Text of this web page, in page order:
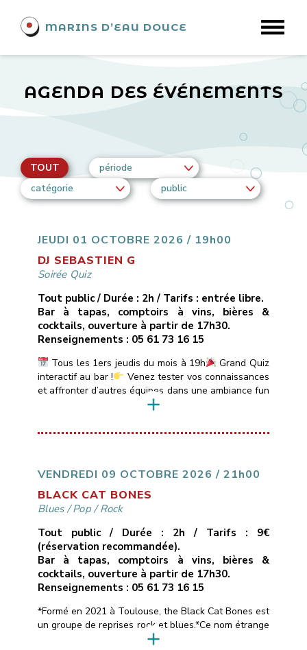
MARINS D’EAU DOUCE
AGENDA DES ÉVÉNEMENTS
TOUT
période
catégorie
public
JEUDI 01 OCTOBRE 2026 / 19h00
DJ SEBASTIEN G
Soirée Quiz
Tout public / Durée : 2h / Tarifs : entrée libre.
Bar à tapas, comptoirs à vins, bières &
cocktails, ouverture à partir de 17h30.
Renseignements : 05 61 73 16 15
Tous les 1ers jeudis du mois à 19h
Grand Quiz
interactif au bar !
Venez tester vos connaissances
et affronter d’autres équipes dans une ambiance fun
Quiz animé par DJ Sébastien avec
programme :Sessions de 20 min sur des thèmes
VENDREDI 09 OCTOBRE 2026 / 21h00
BLACK CAT BONES
Blues/Pop/Rock
Tout public / Durée : 2h / Tarifs : 9€
(réservation recommandée).
Bar à tapas, comptoirs à vins, bières &
cocktails, ouverture à partir de 17h30.
Renseignements : 05 61 73 16 15
*Formé en 2021 à Toulouse, the Black Cat Bones est
un groupe de reprises rock et blues.*Ce nom étrange
est emprunté aux paroles d’une chanson de Muddy